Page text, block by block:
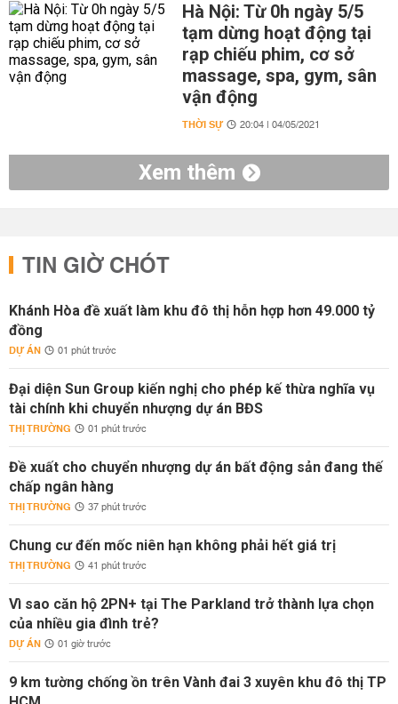
Hà Nội: Từ 0h ngày 5/5
tạm dừng hoạt động tại
rạp chiếu phim, cơ sở
massage, spa, gym, sân
vận động
THỜI SỰ 20:04 | 04/05/2021
Xem thêm
TIN GIỜ CHÓT
Khánh Hòa đề xuất làm khu đô thị hỗn hợp hơn 49.000 tỷ
đồng
DỰ ÁN 01 phút trước
Đại diện Sun Group kiến nghị cho phép kế thừa nghĩa vụ
tài chính khi chuyển nhượng dự án BĐS
THỊ TRƯỜNG 01 phút trước
Đề xuất cho chuyển nhượng dự án bất động sản đang thế
chấp ngân hàng
THỊ TRƯỜNG 37 phút trước
Chung cư đến mốc niên hạn không phải hết giá trị
THỊ TRƯỜNG 41 phút trước
Vì sao căn hộ 2PN+ tại The Parkland trở thành lựa chọn
của nhiều gia đình trẻ?
DỰ ÁN 01 giờ trước
9 km tường chống ồn trên Vành đai 3 xuyên khu đô thị TP